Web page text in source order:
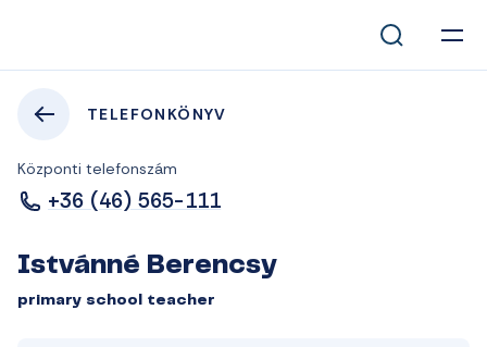
TELEFONKÖNYV
Központi telefonszám
+36 (46) 565-111
Istvánné Berencsy
primary school teacher